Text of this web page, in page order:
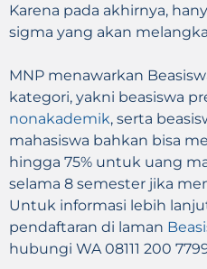
Karena pada akhirnya,
sigma yang akan
MNP menawarkan
kategori, yakni beasiswa
nonakademik, serta
mahasiswa bahkan bisa
hingga 75% untuk uang
selama 8 semester jika
Untuk informasi lebih
pendaftaran di laman
hubungi WA 08111 200